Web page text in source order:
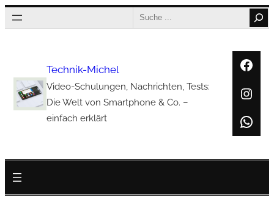
Zum
Inhalt
Search
Technik-Michel
Video-Schulungen, Nachrichten, Tests:
Die Welt von Smartphone & Co. –
einfach erklärt